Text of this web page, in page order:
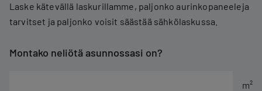
Laske kätevällä laskurillamme, paljonko aurinkopaneeleja
tarvitset ja paljonko voisit säästää sähkölaskussa.
Montako neliötä asunnossasi on?
m²